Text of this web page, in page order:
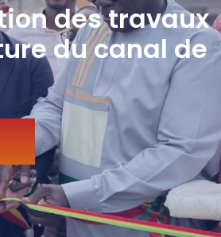
des travaux
du canal de